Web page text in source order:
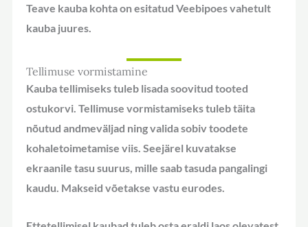
Teave kauba kohta on esitatud Veebipoes vahetult
kauba juures.
Tellimuse vormistamine
Kauba tellimiseks tuleb lisada soovitud tooted
ostukorvi. Tellimuse vormistamiseks tuleb täita
nõutud andmeväljad ning valida sobiv toodete
kohaletoimetamise viis. Seejärel kuvatakse
ekraanile tasu suurus, mille saab tasuda pangalingi
kaudu. Makseid võetakse vastu eurodes.